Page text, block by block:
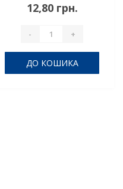
12,80 грн.
- +
ДО КОШИКА